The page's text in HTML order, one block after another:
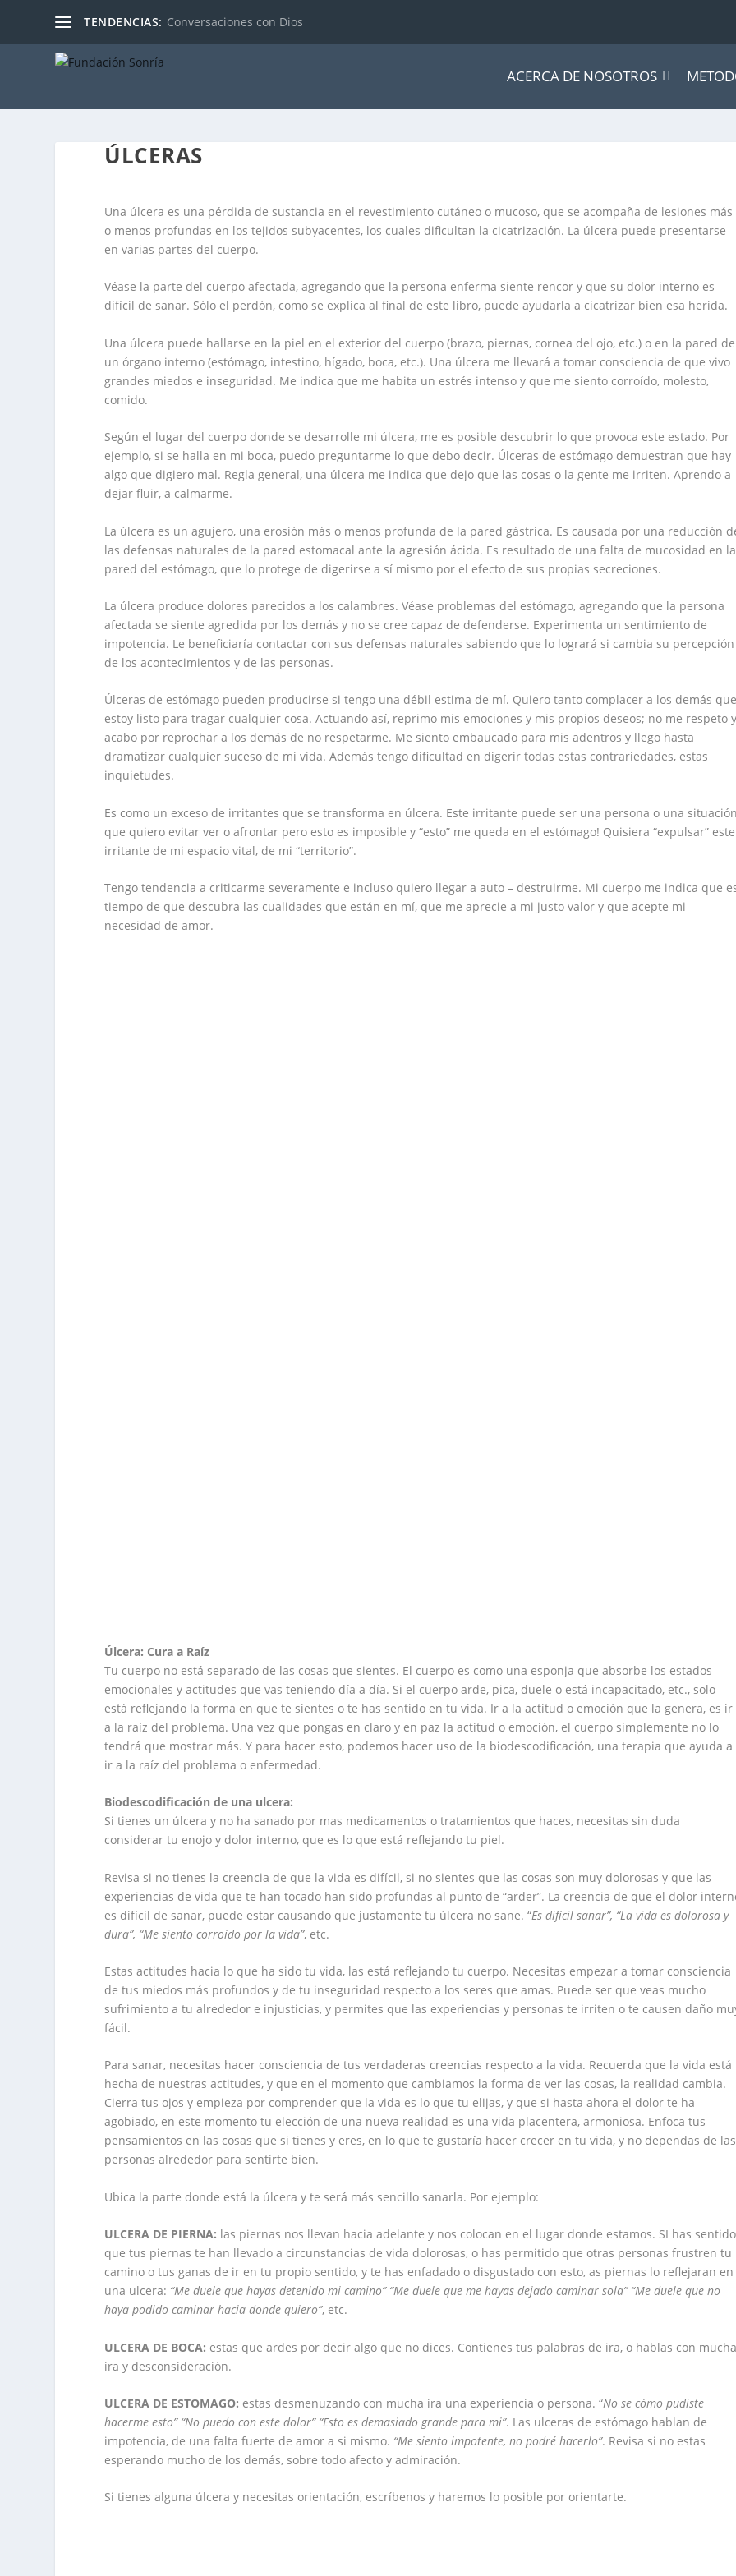
TENDENCIAS: Conversaciones con Dios
ACERCA DE NOSOTROS
ÚLCERAS
Una úlcera es una pérdida de sustancia en el revestimiento cutáneo o mucoso, que se acompaña de lesiones más
o menos profundas en los tejidos subyacentes, los cuales dificultan la cicatrización. La úlcera puede presentarse
en varias partes del cuerpo.
Véase la parte del cuerpo afectada, agregando que la persona enferma siente rencor y que su dolor interno es
difícil de sanar. Sólo el perdón, como se explica al final de este libro, puede ayudarla a cicatrizar bien esa herida.
Una úlcera puede hallarse en la piel en el exterior del cuerpo (brazo, piernas, cornea del ojo, etc.) o en la pared de
un órgano interno (estómago, intestino, hígado, boca, etc.). Una úlcera me llevará a tomar consciencia de que vivo
grandes miedos e inseguridad. Me indica que me habita un estrés intenso y que me siento corroído, molesto,
comido.
Según el lugar del cuerpo donde se desarrolle mi úlcera, me es posible descubrir lo que provoca este estado. Por
ejemplo, si se halla en mi boca, puedo preguntarme lo que debo decir. Úlceras de estómago demuestran que hay
algo que digiero mal. Regla general, una úlcera me indica que dejo que las cosas o la gente me irriten. Aprendo a
dejar fluir, a calmarme.
La úlcera es un agujero, una erosión más o menos profunda de la pared gástrica. Es causada por una reducción
las defensas naturales de la pared estomacal ante la agresión ácida. Es resultado de una falta de mucosidad en la
pared del estómago, que lo protege de digerirse a sí mismo por el efecto de sus propias secreciones.
La úlcera produce dolores parecidos a los calambres. Véase problemas del estómago, agregando que la persona
afectada se siente agredida por los demás y no se cree capaz de defenderse. Experimenta un sentimiento de
impotencia. Le beneficiaría contactar con sus defensas naturales sabiendo que lo logrará si cambia su percepción
de los acontecimientos y de las personas.
Úlceras de estómago pueden producirse si tengo una débil estima de mí. Quiero tanto complacer a los demás
estoy listo para tragar cualquier cosa. Actuando así, reprimo mis emociones y mis propios deseos; no me respeto
acabo por reprochar a los demás de no respetarme. Me siento embaucado para mis adentros y llego hasta
dramatizar cualquier suceso de mi vida. Además tengo dificultad en digerir todas estas contrariedades, estas
inquietudes.
Es como un exceso de irritantes que se transforma en úlcera. Este irritante puede ser una persona o una
que quiero evitar ver o afrontar pero esto es imposible y “esto” me queda en el estómago! Quisiera “expulsar” este
irritante de mi espacio vital, de mi “territorio”.
Tengo tendencia a criticarme severamente e incluso quiero llegar a auto – destruirme. Mi cuerpo me indica que
tiempo de que descubra las cualidades que están en mí, que me aprecie a mi justo valor y que acepte mi
necesidad de amor.
Úlcera: Cura a Raíz
Tu cuerpo no está separado de las cosas que sientes. El cuerpo es como una esponja que absorbe los estados
emocionales y actitudes que vas teniendo día a día. Si el cuerpo arde, pica, duele o está incapacitado, etc., solo
está reflejando la forma en que te sientes o te has sentido en tu vida. Ir a la actitud o emoción que la genera, es ir
a la raíz del problema. Una vez que pongas en claro y en paz la actitud o emoción, el cuerpo simplemente no lo
tendrá que mostrar más. Y para hacer esto, podemos hacer uso de la biodescodificación, una terapia que ayuda a
ir a la raíz del problema o enfermedad.
Biodescodificación de una ulcera:
Si tienes un úlcera y no ha sanado por mas medicamentos o tratamientos que haces, necesitas sin duda
considerar tu enojo y dolor interno, que es lo que está reflejando tu piel.
Revisa si no tienes la creencia de que la vida es difícil, si no sientes que las cosas son muy dolorosas y que las
experiencias de vida que te han tocado han sido profundas al punto de “arder”. La creencia de que el dolor
es difícil de sanar, puede estar causando que justamente tu úlcera no sane. “Es difícil sanar”, “La vida es dolorosa y
dura”, “Me siento corroído por la vida”, etc.
Estas actitudes hacia lo que ha sido tu vida, las está reflejando tu cuerpo. Necesitas empezar a tomar consciencia
de tus miedos más profundos y de tu inseguridad respecto a los seres que amas. Puede ser que veas mucho
sufrimiento a tu alrededor e injusticias, y permites que las experiencias y personas te irriten o te causen daño
fácil.
Para sanar, necesitas hacer consciencia de tus verdaderas creencias respecto a la vida. Recuerda que la vida está
hecha de nuestras actitudes, y que en el momento que cambiamos la forma de ver las cosas, la realidad cambia.
Cierra tus ojos y empieza por comprender que la vida es lo que tu elijas, y que si hasta ahora el dolor te ha
agobiado, en este momento tu elección de una nueva realidad es una vida placentera, armoniosa. Enfoca tus
pensamientos en las cosas que si tienes y eres, en lo que te gustaría hacer crecer en tu vida, y no dependas de las
personas alrededor para sentirte bien.
Ubica la parte donde está la úlcera y te será más sencillo sanarla. Por ejemplo:
ULCERA DE PIERNA: las piernas nos llevan hacia adelante y nos colocan en el lugar donde estamos. SI has sentido
que tus piernas te han llevado a circunstancias de vida dolorosas, o has permitido que otras personas frustren tu
camino o tus ganas de ir en tu propio sentido, y te has enfadado o disgustado con esto, as piernas lo reflejaran en
una ulcera: “Me duele que hayas detenido mi camino” “Me duele que me hayas dejado caminar sola” “Me duele que no
haya podido caminar hacia donde quiero”, etc.
ULCERA DE BOCA: estas que ardes por decir algo que no dices. Contienes tus palabras de ira, o hablas con
ira y desconsideración.
ULCERA DE ESTOMAGO: estas desmenuzando con mucha ira una experiencia o persona. “No se cómo pudiste
hacerme esto” “No puedo con este dolor” “Esto es demasiado grande para mi”. Las ulceras de estómago hablan de
impotencia, de una falta fuerte de amor a si mismo. “Me siento impotente, no podré hacerlo”. Revisa si no estas
esperando mucho de los demás, sobre todo afecto y admiración.
Si tienes alguna úlcera y necesitas orientación, escríbenos y haremos lo posible por orientarte.